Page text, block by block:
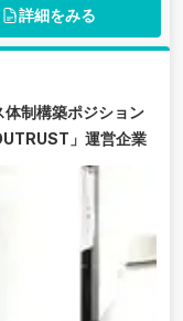
詳細をみる
制構築ポジション
」運営企業